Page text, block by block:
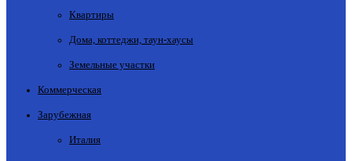
Квартиры
Дома, коттеджи, таун-хаусы
Земельные участки
Коммерческая
Зарубежная
Италия